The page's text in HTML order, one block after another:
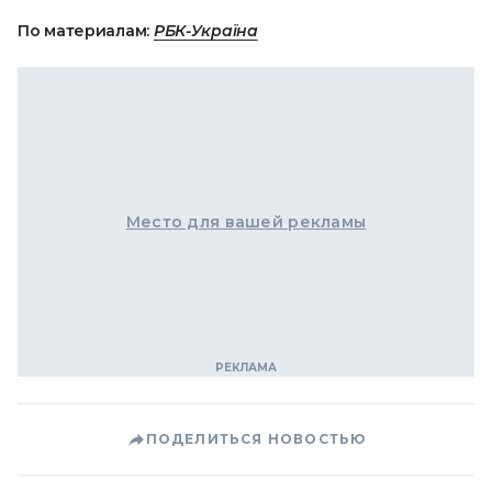
По материалам: РБК-Україна
Место для вашей рекламы
ПОДЕЛИТЬСЯ НОВОСТЬЮ